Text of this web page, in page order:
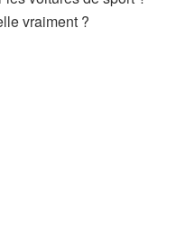
vraiment ?